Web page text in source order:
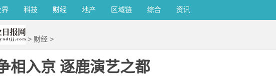
界 科技 财经 地产 区域链 综合 资讯
> 财经 >
相入京 逐鹿演艺之都